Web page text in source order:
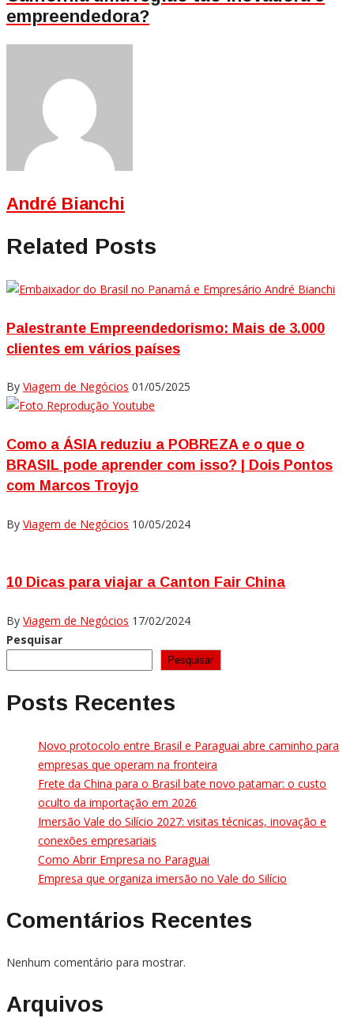
empreendedora?
André Bianchi
Related Posts
Palestrante Empreendedorismo: Mais de 3.000
clientes em vários países
By Viagem de Negócios 01/05/2025
Como a ÁSIA reduziu a POBREZA e o que o
BRASIL pode aprender com isso? | Dois Pontos
com Marcos Troyjo
By Viagem de Negócios 10/05/2024
10 Dicas para viajar a Canton Fair China
By Viagem de Negócios 17/02/2024
Pesquisar
Pesquisar
Posts Recentes
Novo protocolo entre Brasil e Paraguai abre caminho para
empresas que operam na fronteira
Frete da China para o Brasil bate novo patamar: o custo
oculto da importação em 2026
Imersão Vale do Silício 2027: visitas técnicas, inovação e
conexões empresariais
Como Abrir Empresa no Paraguai
Empresa que organiza imersão no Vale do Silício
Comentários Recentes
Nenhum comentário para mostrar.
Arquivos